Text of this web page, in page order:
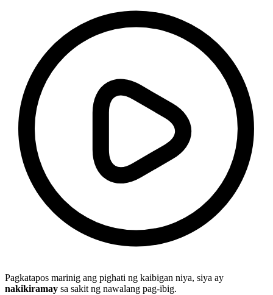
Pagkatapos marinig ang pighati ng kaibigan niya, siya ay
nakikiramay sa sakit ng nawalang pag-ibig.